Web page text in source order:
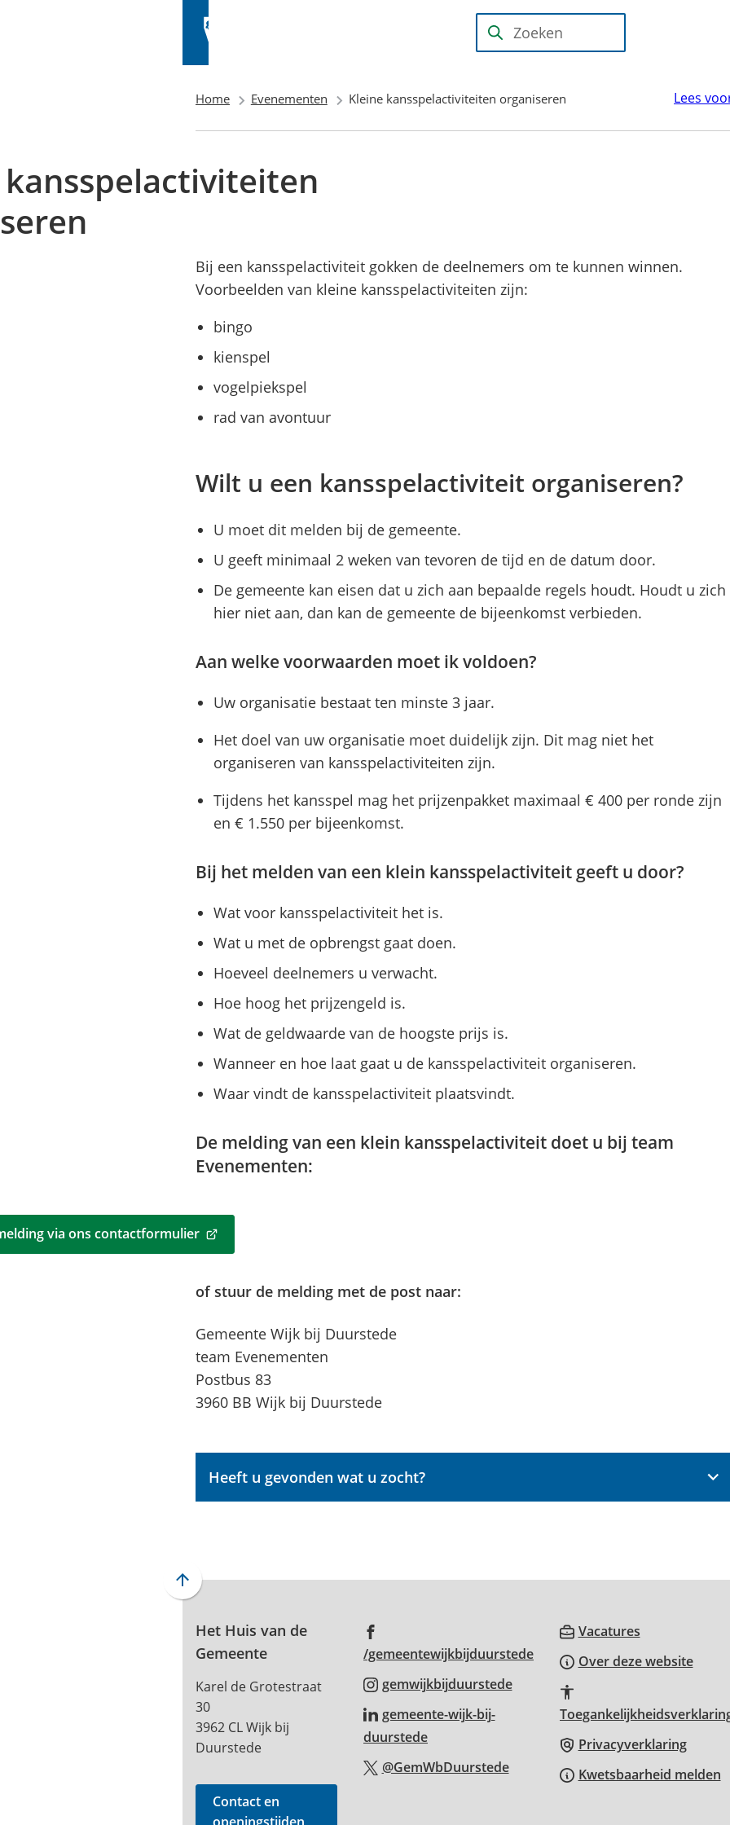
externe
Zoeken
Home Evenementen Kleine kansspelactiviteiten organiseren Lees
kansspelactiviteiten
Bij een kansspelactiviteit gokken de deelnemers om te kunnen winnen.
Voorbeelden van kleine kansspelactiviteiten zijn:
bingo
kienspel
vogelpiekspel
rad van avontuur
Wilt u een kansspelactiviteit organiseren?
U moet dit melden bij de gemeente.
U geeft minimaal 2 weken van tevoren de tijd en de datum door.
De gemeente kan eisen dat u zich aan bepaalde regels houdt. Houdt u zich
hier niet aan, dan kan de gemeente de bijeenkomst verbieden.
Aan welke voorwaarden moet ik voldoen?
Uw organisatie bestaat ten minste 3 jaar.
Het doel van uw organisatie moet duidelijk zijn. Dit mag niet het
organiseren van kansspelactiviteiten zijn.
Tijdens het kansspel mag het prijzenpakket maximaal € 400 per ronde zijn
en € 1.550 per bijeenkomst.
Bij het melden van een klein kansspelactiviteit geeft u door?
Wat voor kansspelactiviteit het is.
Wat u met de opbrengst gaat doen.
Hoeveel deelnemers u verwacht.
Hoe hoog het prijzengeld is.
Wat de geldwaarde van de hoogste prijs is.
Wanneer en hoe laat gaat u de kansspelactiviteit organiseren.
Waar vindt de kansspelactiviteit plaatsvindt.
De melding van een klein kansspelactiviteit doet u bij team
Evenementen:
via ons contactformulier
of stuur de melding met de post naar:
Gemeente Wijk bij Duurstede
team Evenementen
Postbus 83
3960 BB Wijk bij Duurstede
Heeft u gevonden wat u zocht?
Scroll
boven
naar
begin
van
de
paginainhoud
Het Huis van de
Gemeente
Karel de Grotestraat
30
3962 CL Wijk bij
Duurstede
Contact en
/gemeentewijkbijduurstede(Verwijst
naar
externe
website)
gemwijkbijduurstede(Verwijst
externe
website)
gemeente-wijk-bij-
duurstede(Verwijst
naar
@GemWbDuurstede(Verwijst
Vacatures(Verwijst
naar
website)
Over deze website
Privacyverklaring
Kwetsbaarheid melden